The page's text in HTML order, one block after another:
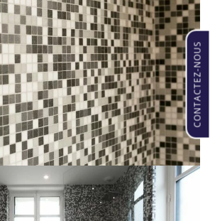
CONTACTEZ-NOUS